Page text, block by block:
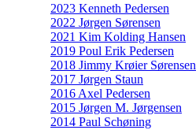
2023 Kenneth Pedersen
2022 Jørgen Sørensen
2021 Kim Kolding Hansen
2019 Poul Erik Pedersen
2018 Jimmy Krøier Sørensen
2017 Jørgen Staun
2016 Axel Pedersen
2015 Jørgen M. Jørgensen
2014 Paul Schøning